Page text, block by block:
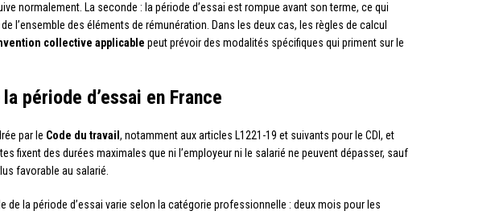
normalement. La seconde : la période d’essai est rompue avant son terme, ce qui
l’ensemble des éléments de rémunération. Dans les deux cas, les règles de calcul
collective applicable peut prévoir des modalités spécifiques qui priment sur le
période d’essai en France
par le Code du travail , notamment aux articles L1221-19 et suivants pour le CDI, et
fixent des durées maximales que ni l’employeur ni le salarié ne peuvent dépasser, sauf
favorable au salarié.
de la période d’essai varie selon la catégorie professionnelle : deux mois pour les